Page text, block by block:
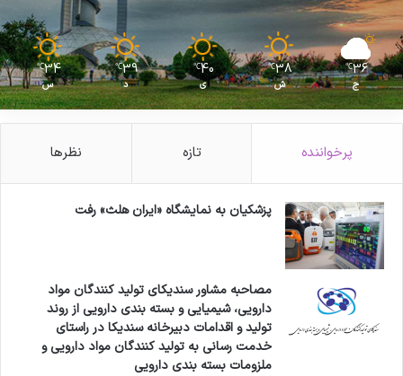
36
℃
ج
38
℃
ش
40
℃
ی
39
℃
د
34
℃
س
پرخواننده تازه نظرها
پزشکیان به نمایشگاه «ایران هلث» رفت
مصاحبه مشاور سندیکای تولید کنندگان مواد
دارویی، شیمیایی و بسته بندی دارویی از روند
تولید و اقدامات دبیرخانه سندیکا در راستای
خدمت رسانی به تولید کنندگان مواد دارویی و
ملزومات بسته بندی دارویی